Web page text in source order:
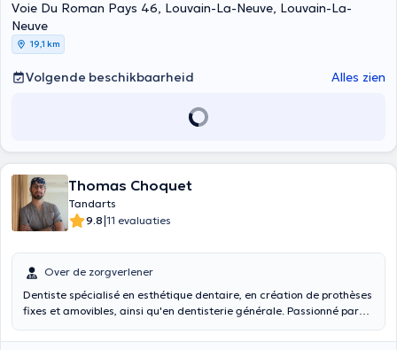
Voie Du Roman Pays 46, Louvain-La-Neuve, Louvain-La-
Neuve
19,1 km
Volgende beschikbaarheid Alles zien
Thomas Choquet
Tandarts
9.8|11 evaluaties
Over de zorgverlener
Dentiste spécialisé en esthétique dentaire, en création de prothèses
fixes et amovibles, ainsi qu'en dentisterie générale. Passionné par
patient, quel que soit son âge, y compris les enfants. Mon objectif